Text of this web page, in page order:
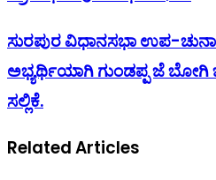
ಸುರಪುರ ವಿಧಾನಸಭಾ ಉಪ-
ಅಭ್ಯರ್ಥಿಯಾಗಿ ಗುಂಡಪ್ಪ ಜೆ ಬೋಗಿ
ಸಲ್ಲಿಕೆ.
Related Articles